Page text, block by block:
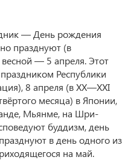
— День рождения
празднуют (в
— 5 апреля. Этот
Республики
8 апреля (в ХХ—XXI
месяца) в Японии,
Мьянме, на Шри-
буддизм, день
в день одного из
на май.